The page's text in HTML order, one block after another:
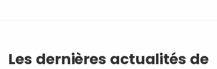
Les dernières actualités de